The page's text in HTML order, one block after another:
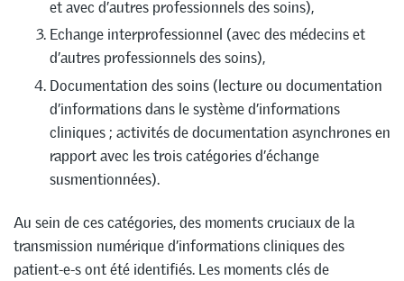
et avec d’autres professionnels des soins),
Echange interprofessionnel (avec des médecins et
d’autres professionnels des soins),
Documentation des soins (lecture ou documentation
d’informations dans le système d’informations
cliniques ; activités de documentation asynchrones en
rapport avec les trois catégories d’échange
susmentionnées).
Au sein de ces catégories, des moments cruciaux de la
transmission numérique d’informations cliniques des
patient-e-s ont été identifiés. Les moments clés de